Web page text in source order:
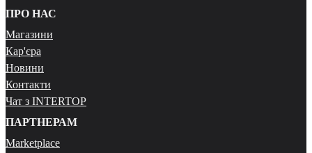
ПРО НАС
Магазини
Кар'єра
Новини
Контакти
Чат з INTERTOP
ПАРТНЕРАМ
Marketplace